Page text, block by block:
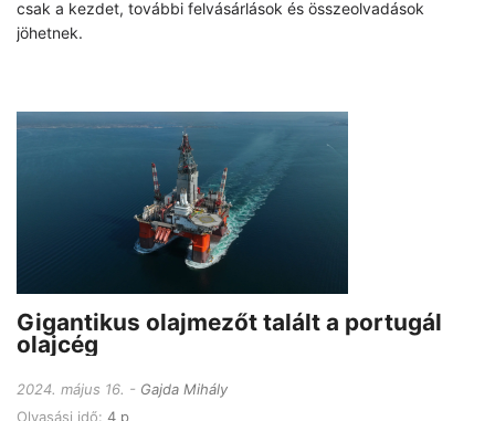
csak a kezdet, további felvásárlások és összeolvadások
jöhetnek.
Gigantikus olajmezőt talált a portugál
olajcég
2024. május 16.
Gajda Mihály
Olvasási idő: 4 p